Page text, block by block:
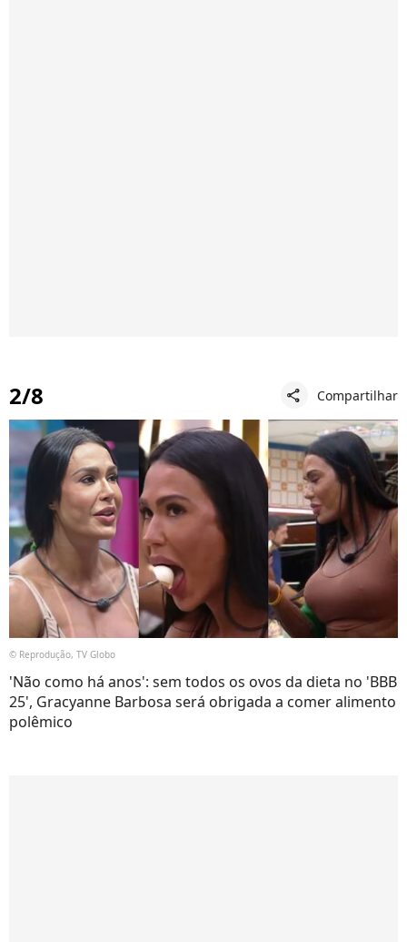
2/8 share Compartilhar
© Reprodução, TV Globo
'Não como há anos': sem todos os ovos da dieta no 'BBB
25', Gracyanne Barbosa será obrigada a comer alimento
polêmico